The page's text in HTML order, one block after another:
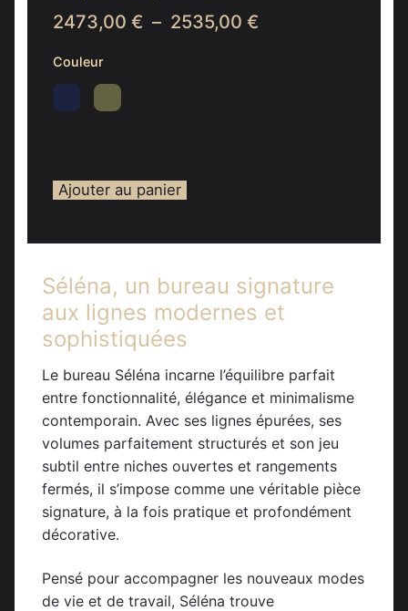
2473,00 € – 2535,00 €
Couleur
Ajouter au panier
Séléna, un bureau signature
aux lignes modernes et
sophistiquées
Le bureau Séléna incarne l’équilibre parfait
entre fonctionnalité, élégance et minimalisme
contemporain. Avec ses lignes épurées, ses
volumes parfaitement structurés et son jeu
subtil entre niches ouvertes et rangements
fermés, il s’impose comme une véritable pièce
signature, à la fois pratique et profondément
décorative.
Pensé pour accompagner les nouveaux modes
de vie et de travail, Séléna trouve